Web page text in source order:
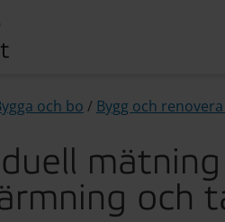
och bo / Bygg och
och